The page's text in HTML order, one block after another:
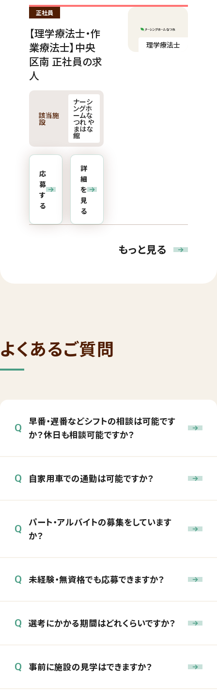
正社員
【理学療法士・作
業療法士】中央
区南 正社員の求
人
該当施
設
ナーシ
ングホ
ームな
つれ や
まはな
館
応
募
す
る
詳
細
を
見
る
理学療法士
もっと見る
よくあるご質問
Q
早番・遅番などシフトの相談は可能です
か？休日も相談可能ですか？
Q 自家用車での通勤は可能ですか？
Q
パート・アルバイトの募集をしています
か？
Q 未経験・無資格でも応募できますか？
Q 選考にかかる期間はどれくらいですか？
Q 事前に施設の見学はできますか？